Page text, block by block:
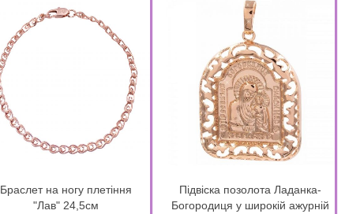
Браслет на ногу плетіння
"Лав" 24,5см
Підвіска позолота Ладанка-
Богородиця у широкій ажурній